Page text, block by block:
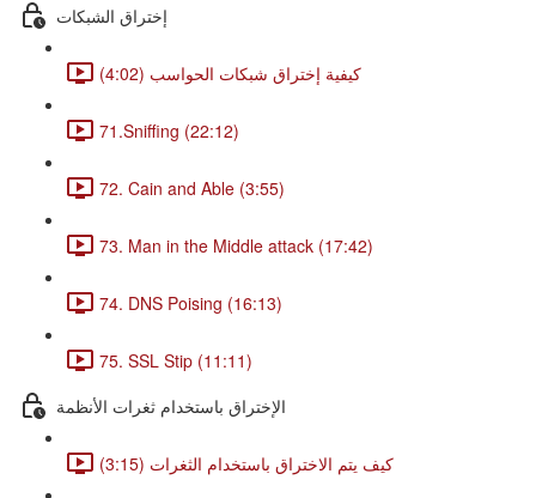
إختراق الشبكات
كيفية إختراق شبكات الحواسب (4:02)
71.Sniffing (22:12)
72. Cain and Able (3:55)
73. Man in the Middle attack (17:42)
74. DNS Poising (16:13)
75. SSL Stip (11:11)
الإختراق باستخدام ثغرات الأنظمة
كيف يتم الاختراق باستخدام الثغرات (3:15)